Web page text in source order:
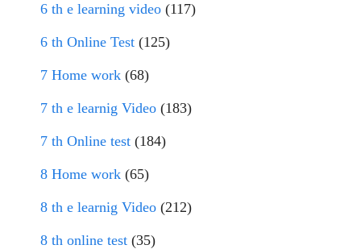
6 th e learning video (117)
6 th Online Test (125)
7 Home work (68)
7 th e learnig Video (183)
7 th Online test (184)
8 Home work (65)
8 th e learnig Video (212)
8 th online test (35)